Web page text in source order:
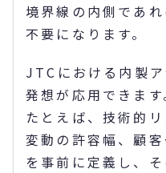
境界線の内側であ
不要になります。
JTCにおける内製
発想が応用できます
たとえば、技術的
変動の許容幅、顧
を事前に定義し、